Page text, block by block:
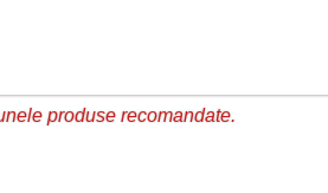
produse recomandate.